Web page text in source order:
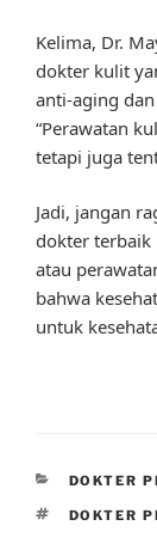
Kelima, Dr.
dokter kulit
anti-aging
“Perawatan
tetapi juga
Jadi, jangan
dokter terbaik
atau
bahwa
untuk
DOKTER
TAGS
DOKTER